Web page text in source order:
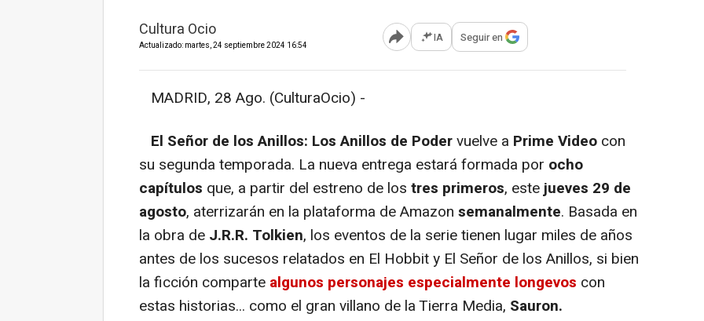
Cultura Ocio
Actualizado: martes, 24 septiembre 2024 16:54 Abrir opciones para compartir
IA Seguir en
MADRID, 28 Ago. (CulturaOcio) -
El Señor de los Anillos: Los Anillos de Podervuelve a Prime Video con
su segunda temporada. La nueva entrega estará formada por ocho
capítulos que, a partir del estreno de los tres primeros, estejueves 29 de
agosto, aterrizarán en la plataforma de Amazon semanalmente. Basada en
la obra de J.R.R. Tolkien, los eventos de la serie tienen lugar miles de años
antes de los sucesos relatados en El Hobbit y El Señor de los Anillos, si bien
la ficción comparte algunos personajes especialmente longevos con
estas historias... como el gran villano de la Tierra Media, Sauron.